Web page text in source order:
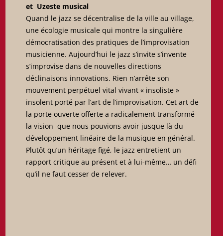
et Uzeste musical
Quand le jazz se décentralise de la ville au village,
une écologie musicale qui montre la singulière
démocratisation des pratiques de l’improvisation
musicienne. Aujourd’hui le jazz s’invite s’invente
s’improvise dans de nouvelles directions
déclinaisons innovations. Rien n’arrête son
mouvement perpétuel vital vivant « insoliste »
insolent porté par l’art de l’improvisation. Cet art de
la porte ouverte offerte a radicalement transformé
la vision que nous pouvions avoir jusque là du
développement linéaire de la musique en général.
Plutôt qu’un héritage figé, le jazz entretient un
rapport critique au présent et à lui-même… un défi
qu’il ne faut cesser de relever.